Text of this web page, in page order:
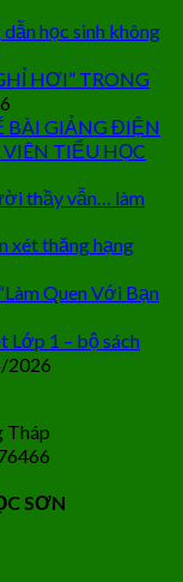
học sinh không
HƠI” TRONG
BÀI GIẢNG ĐIỆN
TIỂU HỌC
thầy vẫn… làm
xét thăng hạng
Quen Với Bạn
Lớp 1 – bộ sách
2026
Tháp
SƠN